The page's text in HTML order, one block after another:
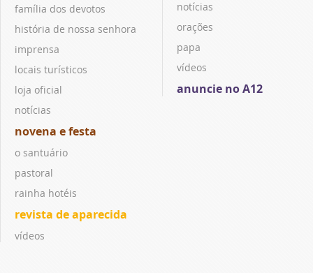
família dos devotos
história de nossa senhora
imprensa
locais turísticos
loja oficial
notícias
novena e festa
o santuário
pastoral
rainha hotéis
revista de aparecida
vídeos
notícias
orações
papa
vídeos
anuncie no A12